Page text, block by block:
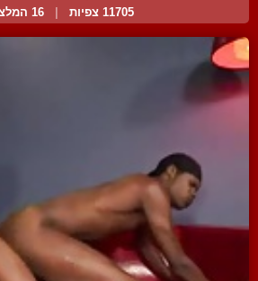
11705 צפיות | 16 המלצות